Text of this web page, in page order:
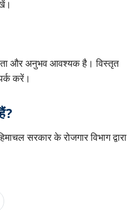
और अनुभव आवश्यक है। विस्तृत
करें।
सरकार के रोजगार विभाग द्वारा